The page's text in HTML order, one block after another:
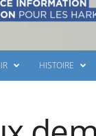
HISTOIRE